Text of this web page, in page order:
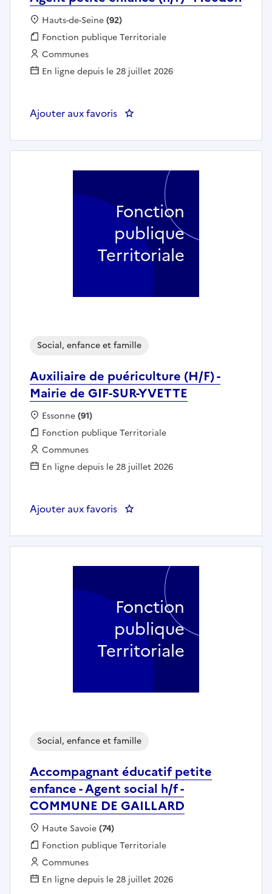
Localisation :
Hauts-de-Seine(92)
Fonction publique :
Fonction publique Territoriale
Employeur :
Communes
En ligne depuis le 28 juillet 2026
Ajouter aux favoris : Agent petite enfance (h/f) -
Auxiliaire de puériculture (H/F) -
Mairie de GIF-SUR-YVETTE
Social, enfance et famille
Localisation :
Essonne(91)
Fonction publique :
Fonction publique Territoriale
Employeur :
Communes
En ligne depuis le 28 juillet 2026
Ajouter aux favoris : Auxiliaire de puériculture (H/F)
Fonction
publique
Territoriale
Accompagnant éducatif petite
enfance - Agent social h/f -
COMMUNE DE GAILLARD
Social, enfance et famille
Localisation :
Haute Savoie(74)
Fonction publique :
Fonction publique Territoriale
Employeur :
Communes
En ligne depuis le 28 juillet 2026
Fonction
publique
Territoriale